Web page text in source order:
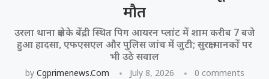
मौत
उरला थाना क्षेत्र के बेंद्री स्थित पिग आयरन प्लांट में शाम करीब 7 बजे
हुआ हादसा, एफएसएल और पुलिस जांच में जुटी; सुरक्षा मानकों पर
भी उठे सवाल
by Cgprimenews.com July 8, 2026 0 comments